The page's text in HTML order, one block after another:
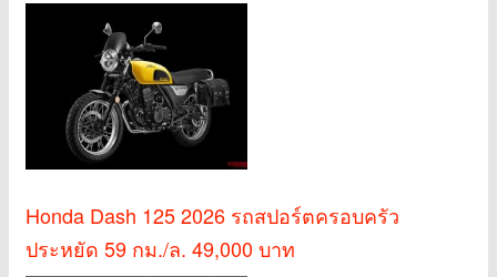
Honda Dash 125 2026 รถสปอร์ตครอบครัว
ประหยัด 59 กม./ล. 49,000 บาท